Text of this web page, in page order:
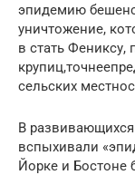
эпидемию
уничтожение,
в стать Фениксу,
сельских
В
вспыхивали
Йорке и Бостоне